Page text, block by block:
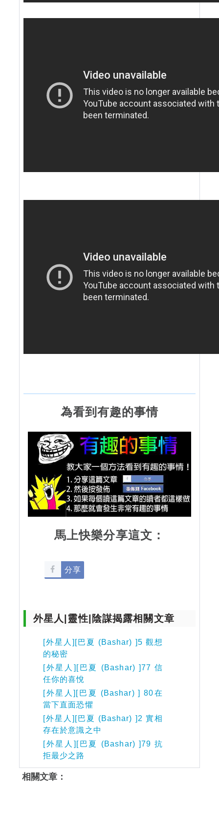
為看到有趣的事情
馬上快樂分享這文：
分享
外星人|靈性|陰謀揭露相關文章
[外星人][巴夏 (Bashar) ]5 觀想
的秘密
[外星人][巴夏 (Bashar) ]77 信
任你的喜悅
[外星人][巴夏 (Bashar) ] 80在
當下直面恐懼
[外星人][巴夏 (Bashar) ]2 實相
存在於意識之中
[外星人][巴夏 (Bashar) ]79 抗
拒最少之路
相關文章：